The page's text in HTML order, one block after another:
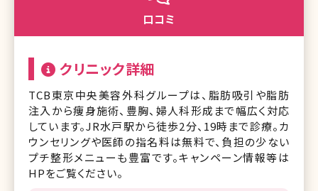
口コミ
クリニック詳細
TCB東京中央美容外科グループは、脂肪吸引や脂肪
注入から痩身施術、豊胸、婦人科形成まで幅広く対応
しています。JR水戸駅から徒歩2分、19時まで診療。カ
ウンセリングや医師の指名料は無料で、負担の少ない
プチ整形メニューも豊富です。キャンペーン情報等は
HPをご覧ください。